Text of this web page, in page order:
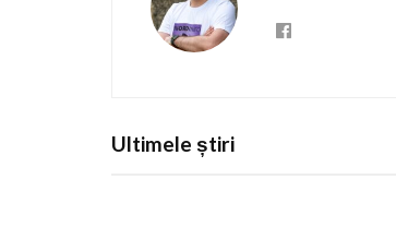
Ultimele știri